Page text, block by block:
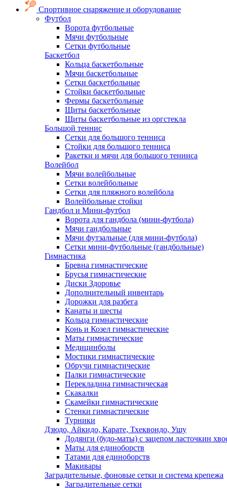
Спортивное снаряжение и оборудование
Футбол
Ворота футбольные
Мячи футбольные
Сетки футбольные
Баскетбол
Кольца баскетбольные
Мячи баскетбольные
Сетки баскетбольные
Стойки баскетбольные
Фермы баскетбольные
Щиты баскетбольные
Щиты баскетбольные из оргстекла
Большой теннис
Сетки для большого тенниса
Стойки для большого тенниса
Ракетки и мячи для большого тенниса
Волейбол
Мячи волейбольные
Сетки волейбольные
Сетки для пляжного волейбола
Волейбольные стойки
Гандбол и Мини-футбол
Ворота для гандбола (мини-футбола)
Мячи гандбольные
Мячи футзальные (для мини-футбола)
Сетки мини-футбольные (гандбольные)
Гимнастика
Бревна гимнастические
Брусья гимнастические
Диски Здоровье
Дополнительный инвентарь
Дорожки для разбега
Канаты и шесты
Кольца гимнастические
Конь и Козел гимнастические
Маты гимнастические
Медицинболы
Мостики гимнастические
Обручи гимнастические
Палки гимнастические
Перекладина гимнастическая
Скакалки
Скамейки гимнастические
Стенки гимнастические
Турники
Дзюдо, Айкидо, Карате, Тхеквондо, Ушу
Додянги (будо-маты) с зацепом ласточкин
Маты для единоборств
Татами для единоборств
Макивары
Заградительные, фоновые сетки и система крепежа
Заградительные сетки